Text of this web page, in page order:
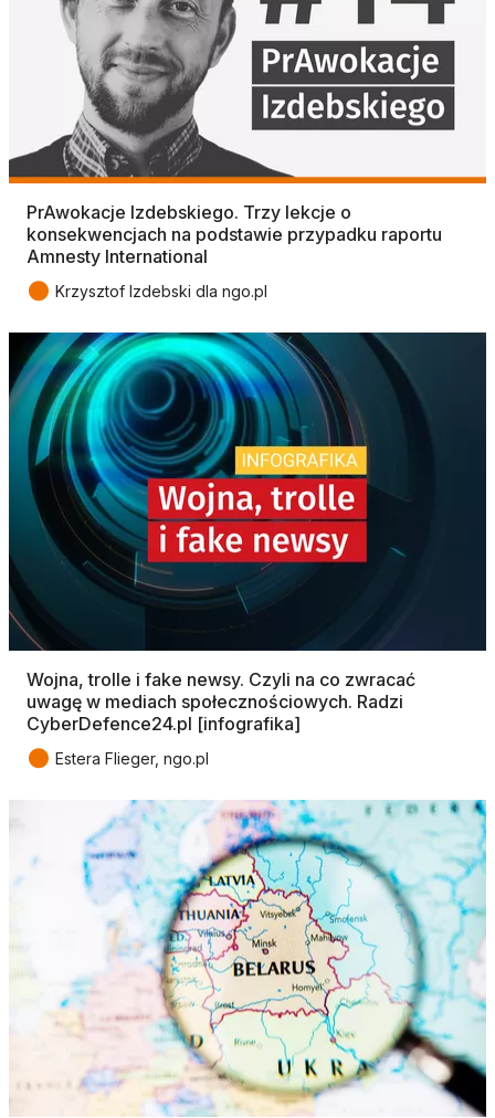
PrAwokacje Izdebskiego. Trzy lekcje o
konsekwencjach na podstawie przypadku raportu
Amnesty International
● Krzysztof Izdebski dla ngo.pl
Wojna, trolle i fake newsy. Czyli na co zwracać
uwagę w mediach społecznościowych. Radzi
CyberDefence24.pl [infografika]
● Estera Flieger, ngo.pl